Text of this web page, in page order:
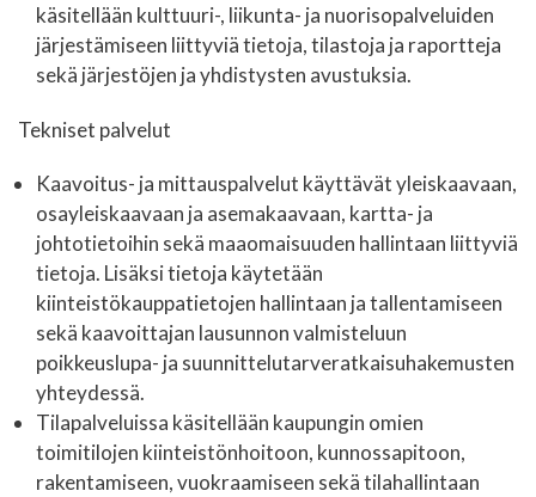
käsitellään kulttuuri-, liikunta- ja nuorisopalveluiden
järjestämiseen liittyviä tietoja, tilastoja ja raportteja
sekä järjestöjen ja yhdistysten avustuksia.
Tekniset palvelut
Kaavoitus- ja mittauspalvelut käyttävät yleiskaavaan,
osayleiskaavaan ja asemakaavaan, kartta- ja
johtotietoihin sekä maaomaisuuden hallintaan liittyviä
tietoja. Lisäksi tietoja käytetään
kiinteistökauppatietojen hallintaan ja tallentamiseen
sekä kaavoittajan lausunnon valmisteluun
poikkeuslupa- ja suunnittelutarveratkaisuhakemusten
yhteydessä.
Tilapalveluissa käsitellään kaupungin omien
toimitilojen kiinteistönhoitoon, kunnossapitoon,
rakentamiseen, vuokraamiseen sekä tilahallintaan